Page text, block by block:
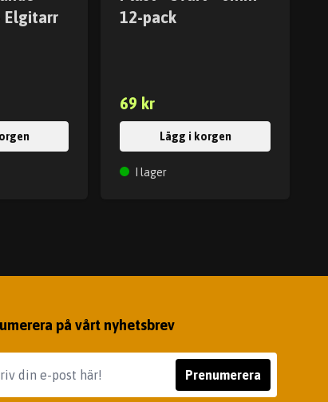
Elgitarr
12-pack
69 kr
Lägg i korgen
I lager
på vårt nyhetsbrev
Prenumerera